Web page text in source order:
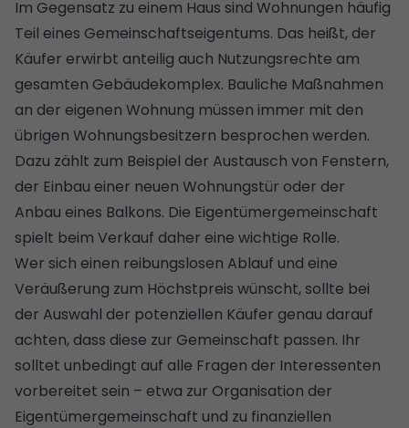
Im Gegensatz zu einem Haus sind Wohnungen häufig
Teil eines Gemeinschaftseigentums. Das heißt, der
Käufer erwirbt anteilig auch Nutzungsrechte am
gesamten Gebäudekomplex. Bauliche Maßnahmen
an der eigenen Wohnung müssen immer mit den
übrigen Wohnungsbesitzern besprochen werden.
Dazu zählt zum Beispiel der Austausch von Fenstern,
der Einbau einer neuen Wohnungstür oder der
Anbau eines Balkons. Die Eigentümergemeinschaft
spielt beim Verkauf daher eine wichtige Rolle.
Wer sich einen reibungslosen Ablauf und eine
Veräußerung zum Höchstpreis wünscht, sollte bei
der Auswahl der potenziellen Käufer genau darauf
achten, dass diese zur Gemeinschaft passen. Ihr
solltet unbedingt auf alle Fragen der Interessenten
vorbereitet sein – etwa zur Organisation der
Eigentümergemeinschaft und zu finanziellen